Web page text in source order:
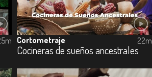
Cortometraje
Cocineras de sueños ancestrales
22m